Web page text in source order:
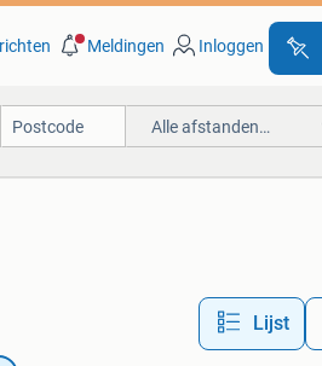
Meldingen Inloggen
Alle afstanden…
Lijst